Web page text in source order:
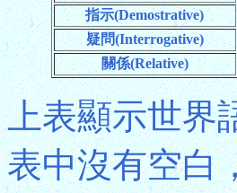
指示(Demostrative)
疑問(Interrogative)
關係(Relative)
上表顯示世界
表中沒有空白